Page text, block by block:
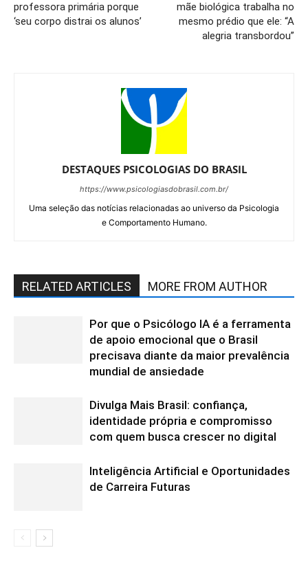
professora primária porque
‘seu corpo distrai os alunos’
mãe biológica trabalha no
mesmo prédio que ele: “A
alegria transbordou”
DESTAQUES PSICOLOGIAS DO BRASIL
https://www.psicologiasdobrasil.com.br/
Uma seleção das notícias relacionadas ao universo da Psicologia
e Comportamento Humano.
RELATED ARTICLES MORE FROM AUTHOR
Por que o Psicólogo IA é a ferramenta
de apoio emocional que o Brasil
precisava diante da maior prevalência
mundial de ansiedade
Divulga Mais Brasil: confiança,
identidade própria e compromisso
com quem busca crescer no digital
Inteligência Artificial e Oportunidades
de Carreira Futuras